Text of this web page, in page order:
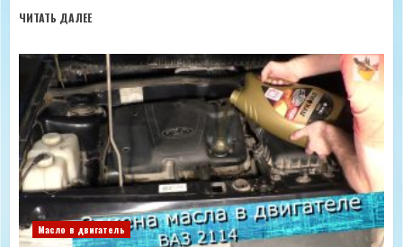
ЧИТАТЬ ДАЛЕЕ
Масло в двигатель